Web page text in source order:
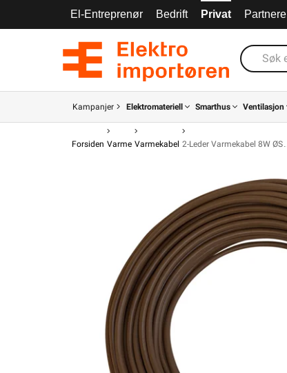
El-Entreprenør Bedrift Privat Partnere
Kampanjer Elektromateriell Smarthus Ventilasjon
Forsiden Varme Varmekabel 2-Leder Varmekabel 8W ØS